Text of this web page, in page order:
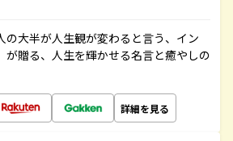
の大半が人生観が変わると言う、イン
が贈る、人生を輝かせる名言と癒やしの
詳細を見る